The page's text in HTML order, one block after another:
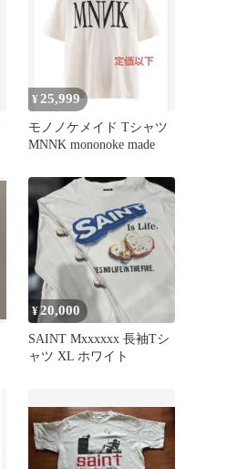
¥ 25,999
モノノケメイド Tシャツ
MNNK mononoke made
¥20,000
SAINT Mxxxxxx 長袖Tシ
ャツ XL ホワイト